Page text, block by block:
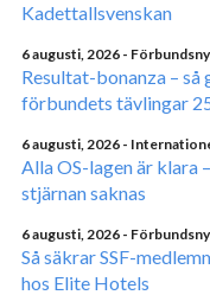
Kadettallsvenskan
6 augusti, 2026 -
Resultat-bonanza – så
förbundets tävlingar
6 augusti, 2026 -
Alla OS-lagen är klara
stjärnan saknas
6 augusti, 2026 -
Så säkrar SSF-
hos Elite Hotels